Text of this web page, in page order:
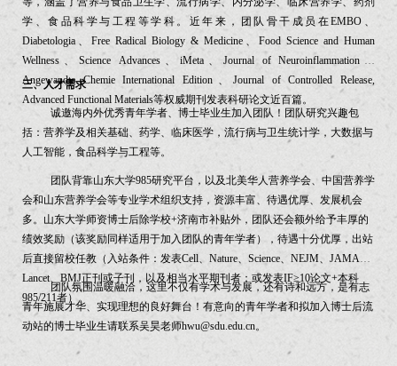
学、食品科学与工程等学科。近年来，团队骨干成员在EMBO、
Diabetologia、Free Radical Biology & Medicine、Food Science and Human
Wellness、Science Advances、iMeta、Journal of Neuroinflammation、
Angewandte Chemie International Edition、Journal of Controlled Release,
Advanced Functional Materials等权威期刊发表科研论文近百篇。
三、人才需求
诚邀海内外优秀青年学者、博士毕业生加入团队！团队研究兴趣包
括：营养学及相关基础、药学、临床医学，流行病与卫生统计学，大数据与
人工智能，食品科学与工程等。
团队背靠山东大学985研究平台，以及北美华人营养学会、中国营养学
会和山东营养学会等专业学术组织支持，资源丰富、待遇优厚、发展机会
多。山东大学师资博士后除学校+济南市补贴外，团队还会额外给予丰厚的
绩效奖励（该奖励同样适用于加入团队的青年学者），待遇十分优厚，出站
后直接留校任教（入站条件：发表Cell、Nature、Science、NEJM、JAMA、
Lancet、BMJ正刊或子刊，以及相当水平期刊者；或发表IF≥10论文+本科
985/211者）。
团队氛围温暖融洽，这里不仅有学术与发展，还有诗和远方，是有志
青年施展才华、实现理想的良好舞台！有意向的青年学者和拟加入博士后流
动站的博士毕业生请联系吴昊老师hwu@sdu.edu.cn。